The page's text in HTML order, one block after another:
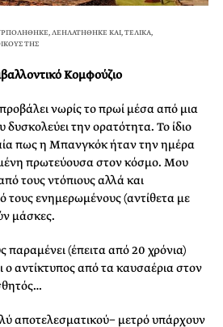
ΛΕΗΛΑΤΗΘΗΚΕ ΚΑΙ, ΤΕΛΙΚΑ,
ΤΗΣ
Κομφούζιο
νωρίς το πρωί μέσα από μια
την ορατότητα. Το ίδιο
πως η Μπανγκόκ ήταν την ημέρα
πρωτεύουσα στον κόσμο. Μου
τους ντόπιους αλλά και
ενημερωμένους (αντίθετα με
μάσκες.
(έπειτα από 20 χρόνια)
αντίκτυπος από τα καυσαέρια στον
αποτελεσματικού− μετρό υπάρχουν